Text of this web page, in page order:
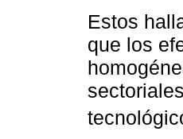
Estos
que los